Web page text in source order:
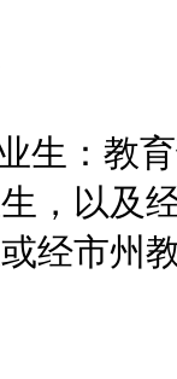
：教育
，以及
经市州